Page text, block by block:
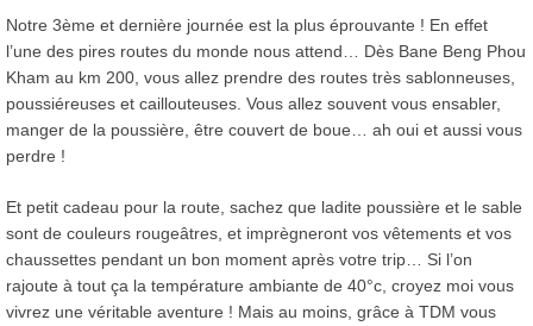
Notre 3ème et dernière journée est la plus éprouvante ! En effet
l’une des pires routes du monde nous attend… Dès Bane Beng Phou
Kham au km 200, vous allez prendre des routes très sablonneuses,
poussiéreuses et caillouteuses. Vous allez souvent vous ensabler,
manger de la poussière, être couvert de boue… ah oui et aussi vous
perdre !
Et petit cadeau pour la route, sachez que ladite poussière et le sable
sont de couleurs rougeâtres, et imprègneront vos vêtements et vos
chaussettes pendant un bon moment après votre trip… Si l’on
rajoute à tout ça la température ambiante de 40°c, croyez moi vous
vivrez une véritable aventure ! Mais au moins, grâce à TDM vous